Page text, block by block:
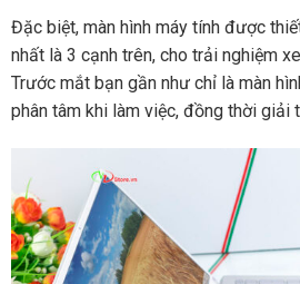
Đặc biệt, màn hình máy tính được
nhất là 3 cạnh trên, cho trải nghiệm
Trước mắt bạn gần như chỉ là màn
phân tâm khi làm việc, đồng thời giải